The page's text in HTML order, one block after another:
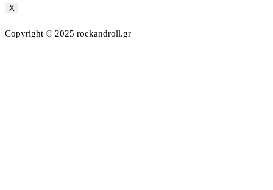
X
Copyright © 2025 rockandroll.gr